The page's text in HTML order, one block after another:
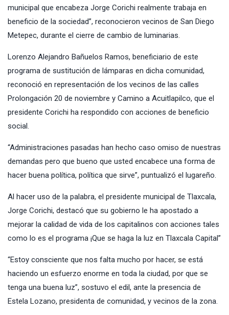
municipal que encabeza Jorge Corichi realmente trabaja en
beneficio de la sociedad”, reconocieron vecinos de San Diego
Metepec, durante el cierre de cambio de luminarias.
Lorenzo Alejandro Bañuelos Ramos, beneficiario de este
programa de sustitución de lámparas en dicha comunidad,
reconoció en representación de los vecinos de las calles
Prolongación 20 de noviembre y Camino a Acuitlapilco, que el
presidente Corichi ha respondido con acciones de beneficio
social.
“Administraciones pasadas han hecho caso omiso de nuestras
demandas pero que bueno que usted encabece una forma de
hacer buena política, política que sirve”, puntualizó el lugareño.
Al hacer uso de la palabra, el presidente municipal de Tlaxcala,
Jorge Corichi, destacó que su gobierno le ha apostado a
mejorar la calidad de vida de los capitalinos con acciones tales
como lo es el programa ¡Que se haga la luz en Tlaxcala Capital”
“Estoy consciente que nos falta mucho por hacer, se está
haciendo un esfuerzo enorme en toda la ciudad, por que se
tenga una buena luz”, sostuvo el edil, ante la presencia de
Estela Lozano, presidenta de comunidad, y vecinos de la zona.